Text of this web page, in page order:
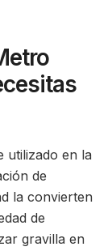
utilizado en la
de
la convierten
de
gravilla en